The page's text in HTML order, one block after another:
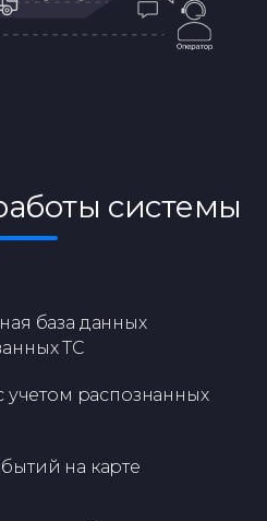
системы
база данных
ТС
учетом распознанных
на карте